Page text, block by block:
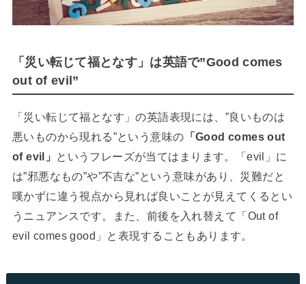
「災い転じて福となす」は英語で”Good comes
out of evil”
「災い転じて福となす」の英語表現には、”良いものは
悪いものから現れる”という意味の 「Good comes out
of evil」 というフレーズが当てはまります。「evil」に
は”邪悪なもの”や”不吉な”という意味があり、災難だと
嘆かずに違う視点から見れば良いことが見えてくるとい
うニュアンスです。また、前後を入れ替えて「Out of
evil comes good」と表現することもあります。